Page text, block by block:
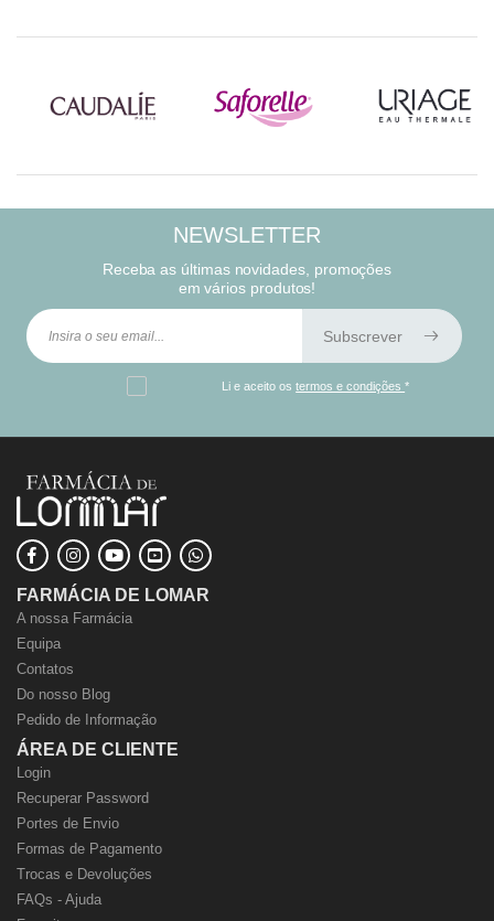
NEWSLETTER
Receba as últimas novidades, promoções
em vários produtos!
Subscrever
Li e aceito ostermos e condições*
FARMÁCIA DE LOMAR
A nossa Farmácia
Equipa
Contatos
Do nosso Blog
Pedido de Informação
ÁREA DE CLIENTE
Login
Recuperar Password
Portes de Envio
Formas de Pagamento
Trocas e Devoluções
FAQs - Ajuda